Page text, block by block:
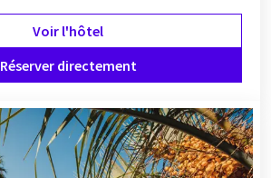
Voir l'hôtel
Réserver directement